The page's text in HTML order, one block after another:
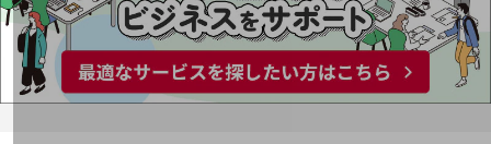
重要なお知らせ
お知らせ
社外からの評価実績